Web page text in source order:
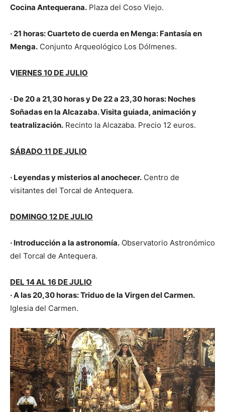
Cocina Antequerana. Plaza del Coso Viejo.
· 21 horas: Cuarteto de cuerda en Menga: Fantasía en
Menga. Conjunto Arqueológico Los Dólmenes.
VIERNES 10 DE JULIO
· De 20 a 21,30 horas y De 22 a 23,30 horas: Noches
Soñadas en la Alcazaba. Visita guiada, animación y
teatralización. Recinto la Alcazaba. Precio 12 euros.
SÁBADO 11 DE JULIO
· Leyendas y misterios al anochecer. Centro de
visitantes del Torcal de Antequera.
DOMINGO 12 DE JULIO
· Introducción a la astronomía. Observatorio Astronómico
del Torcal de Antequera.
DEL 14 AL 16 DE JULIO
· A las 20,30 horas: Triduo de la Virgen del Carmen.
Iglesia del Carmen.